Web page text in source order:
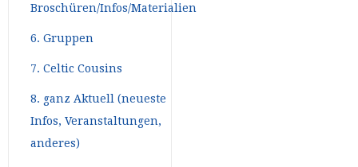
Broschüren/Infos/Materialien
6. Gruppen
7. Celtic Cousins
8. ganz Aktuell (neueste
Infos, Veranstaltungen,
anderes)